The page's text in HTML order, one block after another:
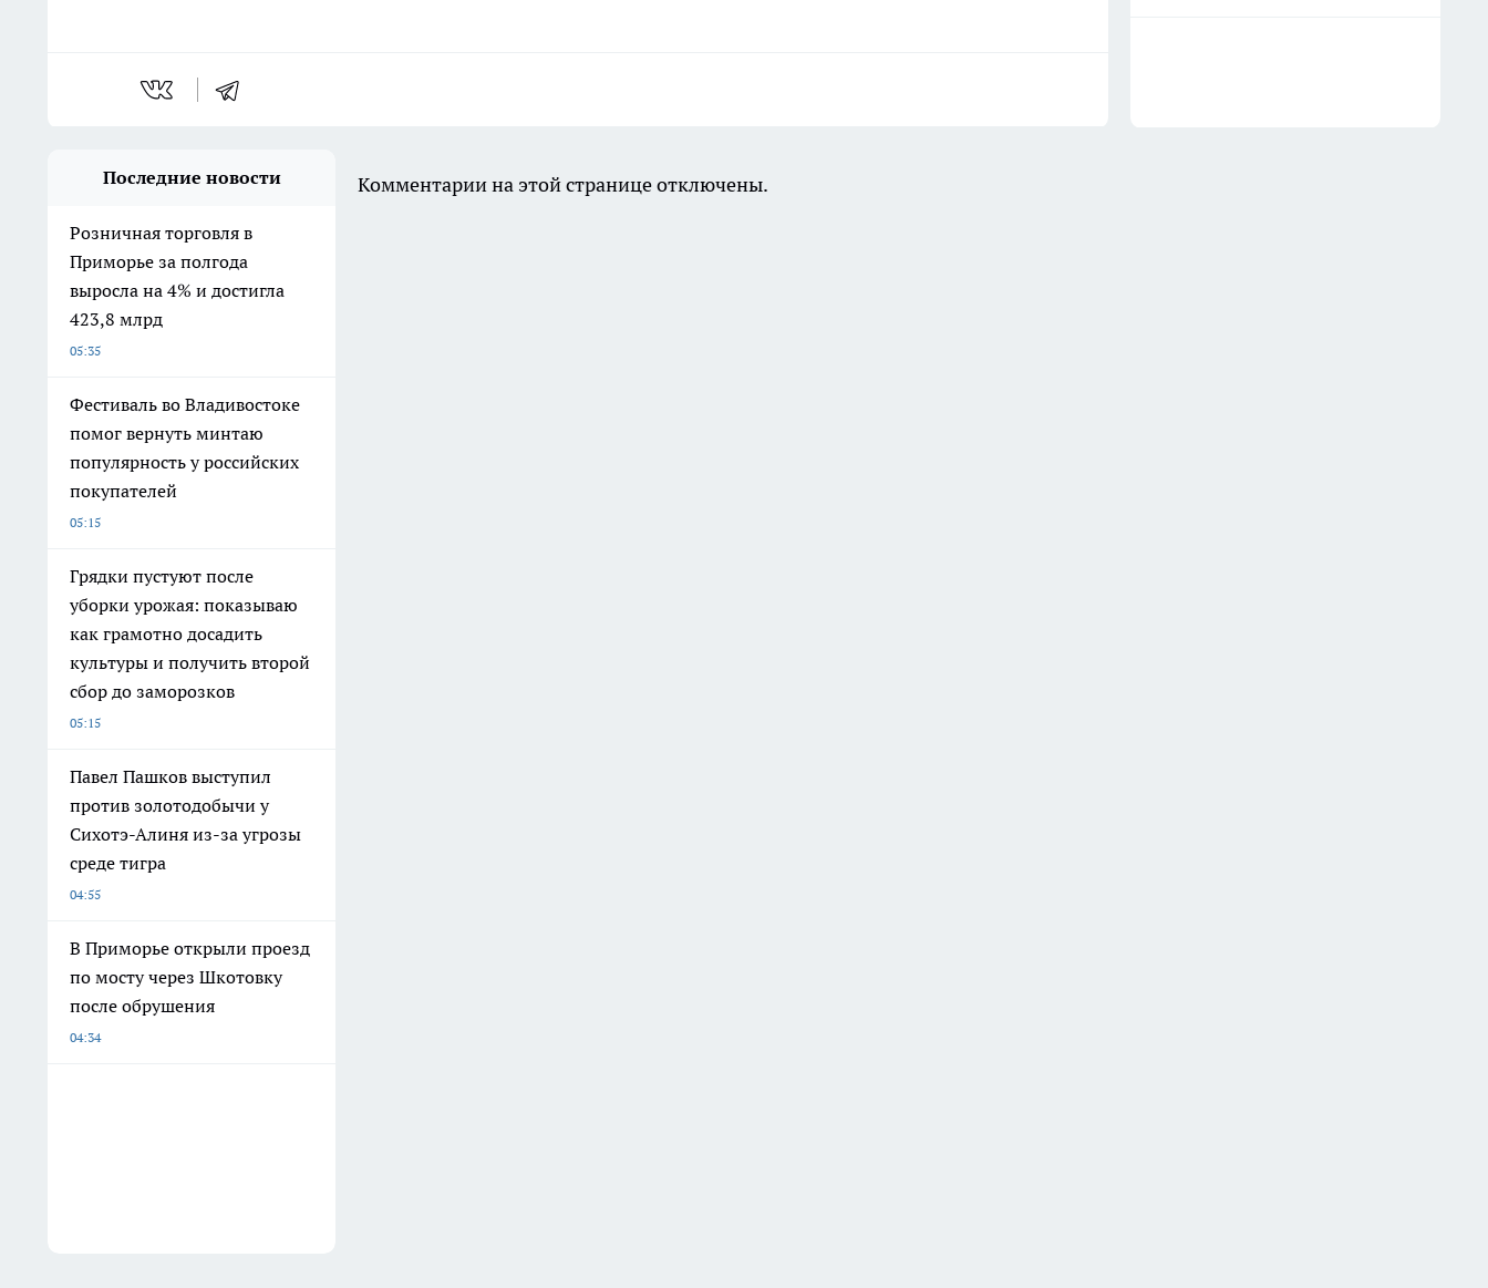
Последние новости
Розничная торговля в
Приморье за полгода
выросла на 4% и достигла
423,8 млрд
05:35
Фестиваль во Владивостоке
помог вернуть минтаю
популярность у российских
покупателей
05:15
Грядки пустуют после
уборки урожая: показываю
как грамотно досадить
культуры и получить второй
сбор до заморозков
05:15
Павел Пашков выступил
против золотодобычи у
Сихотэ-Алиня из-за угрозы
среде тигра
04:55
В Приморье открыли проезд
по мосту через Шкотовку
после обрушения
04:34
Комментарии на этой странице отключены.